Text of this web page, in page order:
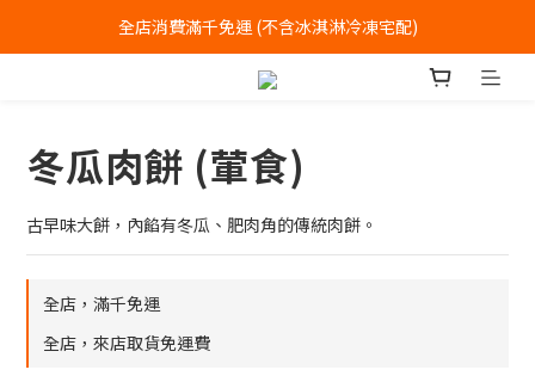
全店消費滿千免運 (不含冰淇淋冷凍宅配)
全店消費滿千免運 (不含冰淇淋冷凍宅配)
中式喜餅每消費滿一萬元，加贈2個一斤大餅
冬瓜肉餅 (葷食)
古早味大餅，內餡有冬瓜、肥肉角的傳統肉餅。
全店，滿千免運
全店，來店取貨免運費